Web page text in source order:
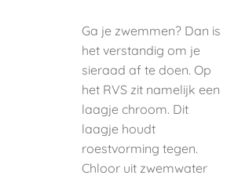
Ga je zwemmen? Dan is
het verstandig om je
sieraad af te doen. Op
het RVS zit namelijk een
laagje chroom. Dit
laagje houdt
roestvorming tegen.
Chloor uit zwemwater